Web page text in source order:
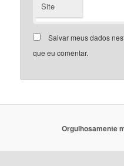
Site
Salvar meus dados
que eu comentar.
Orgulhosamente